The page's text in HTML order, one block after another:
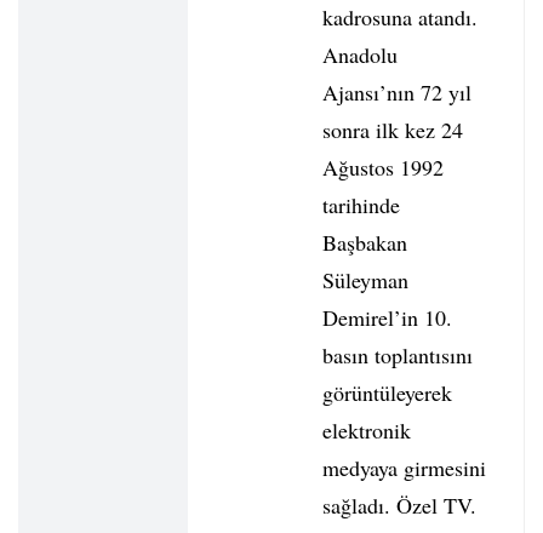
kadrosuna atandı.
Anadolu
Ajansı’nın 72 yıl
sonra ilk kez 24
Ağustos 1992
tarihinde
Başbakan
Süleyman
Demirel’in 10.
basın toplantısını
görüntüleyerek
elektronik
medyaya girmesini
sağladı. Özel TV.